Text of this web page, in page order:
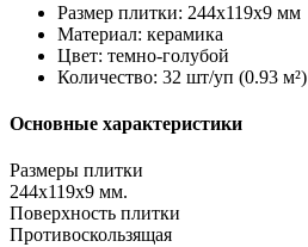
Размер плитки: 244х119х9 мм
Материал: керамика
Цвет: темно-голубой
Количество: 32 шт/уп (0.93 м²)
Основные характеристики
Размеры плитки
244х119х9 мм.
Поверхность плитки
Противоскользящая